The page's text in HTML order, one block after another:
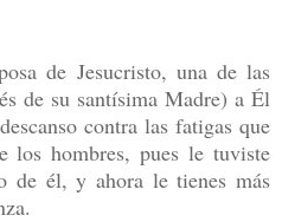
de Jesucristo, una de las
de su santísima Madre) a Él
contra las fatigas que
los hombres, pues le tuviste
de él, y ahora le tienes más